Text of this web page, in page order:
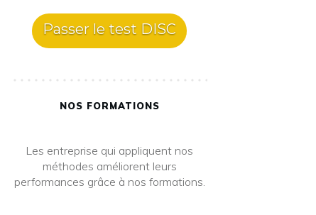
Passer le test DISC
NOS FORMATIONS
Les entreprise qui appliquent nos
méthodes améliorent leurs
performances grâce à nos formations.